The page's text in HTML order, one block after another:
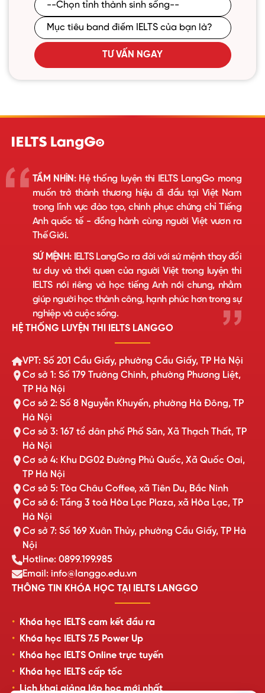
TƯ VẤN NGAY
TẦM NHÌN:Hệ thống luyện thi IELTS LangGo mong
muốn trở thành thương hiệu đi đầu tại Việt Nam
trong lĩnh vực đào tạo, chinh phục chứng chỉ Tiếng
Anh quốc tế - đồng hành cùng người Việt vươn ra
Thế Giới.
SỨ MỆNH:IELTS LangGo ra đời với sứ mệnh thay đổi
tư duy và thói quen của người Việt trong luyện thi
IELTS nói riêng và học tiếng Anh nói chung, nhằm
giúp người học thành công, hạnh phúc hơn trong sự
nghiệp và cuộc sống.
HỆ THỐNG LUYỆN THI IELTS LANGGO
VPT: Số 201 Cầu Giấy, phường Cầu Giấy, TP Hà Nội
Cơ sở 1: Số 179 Trường Chinh, phường Phương Liệt,
TP Hà Nội
Cơ sở 2: Số 8 Nguyễn Khuyến, phường Hà Đông, TP
Hà Nội
Cơ sở 3: 167 tổ dân phố Phố Săn, Xã Thạch Thất, TP
Hà Nội
Cơ sở 4: Khu DG02 Đường Phủ Quốc, Xã Quốc Oai,
TP Hà Nội
Cơ sở 5: Tòa Châu Coffee, xã Tiên Du, Bắc Ninh
Cơ sở 6: Tầng 3 toà Hòa Lạc Plaza, xã Hòa Lạc, TP
Hà Nội
Cơ sở 7: Số 169 Xuân Thủy, phường Cầu Giấy, TP Hà
Nội
Hotline: 0899.199.985
Email: info@langgo.edu.vn
THÔNG TIN KHÓA HỌC TẠI IELTS LANGGO
Khóa học IELTS cam kết đầu ra
Khóa học IELTS 7.5 Power Up
Khóa học IELTS Online trực tuyến
Khóa học IELTS cấp tốc
Lịch khai giảng lớp học mới nhất